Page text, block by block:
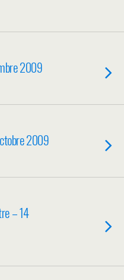
2009
2009
– 14